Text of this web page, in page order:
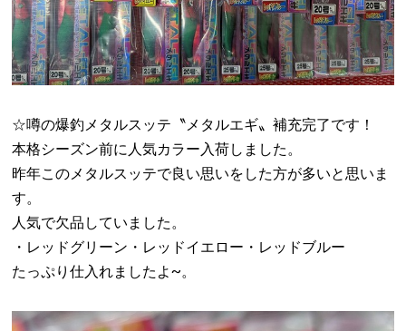
☆噂の爆釣メタルスッテ〝メタルエギ〟補充完了です！
本格シーズン前に人気カラー入荷しました。
昨年このメタルスッテで良い思いをした方が多いと思いま
す。
人気で欠品していました。
・レッドグリーン・レッドイエロー・レッドブルー
たっぷり仕入れましたよ~。